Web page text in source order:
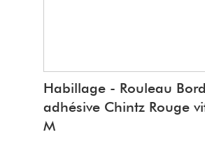
Habillage - Rouleau
adhésive Chintz Rouge
M